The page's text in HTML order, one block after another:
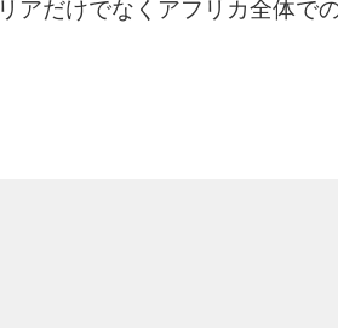
アだけでなくアフリカ全体で